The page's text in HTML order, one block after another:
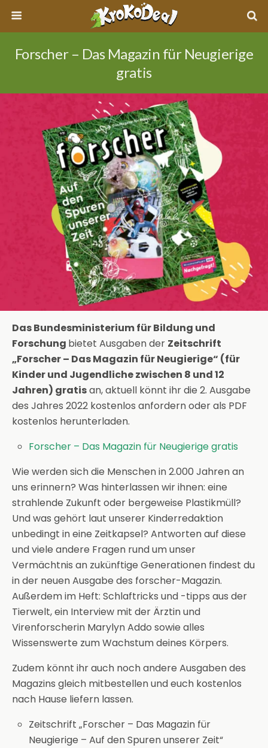
Forscher – Das Magazin für Neugierige
gratis
Das Bundesministerium für Bildung und
Forschung bietet Ausgaben der Zeitschrift
„Forscher – Das Magazin für Neugierige“ (für
Kinder und Jugendliche zwischen 8 und 12
Jahren) gratisan, aktuell könnt ihr die 2. Ausgabe
des Jahres 2022 kostenlos anfordern oder als PDF
kostenlos herunterladen.
Forscher – Das Magazin für Neugierige gratis
Wie werden sich die Menschen in 2.000 Jahren an
uns erinnern? Was hinterlassen wir ihnen: eine
strahlende Zukunft oder bergeweise Plastikmüll?
Und was gehört laut unserer Kinderredaktion
unbedingt in eine Zeitkapsel? Antworten auf diese
und viele andere Fragen rund um unser
Vermächtnis an zukünftige Generationen findest du
in der neuen Ausgabe des forscher-Magazin.
Außerdem im Heft: Schlaftricks und -tipps aus der
Tierwelt, ein Interview mit der Ärztin und
Virenforscherin Marylyn Addo sowie alles
Wissenswerte zum Wachstum deines Körpers.
Zudem könnt ihr auch noch andere Ausgaben des
Magazins gleich mitbestellen und euch kostenlos
nach Hause liefern lassen.
Zeitschrift „Forscher – Das Magazin für
Neugierige – Auf den Spuren unserer Zeit“